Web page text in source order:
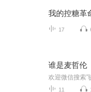
我的控糖革
17
谁是麦哲伦
11